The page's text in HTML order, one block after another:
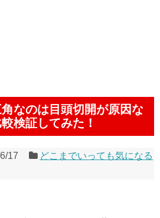
なのは目頭切開が原因な
検証してみた！
17
どこまでいっても気になる